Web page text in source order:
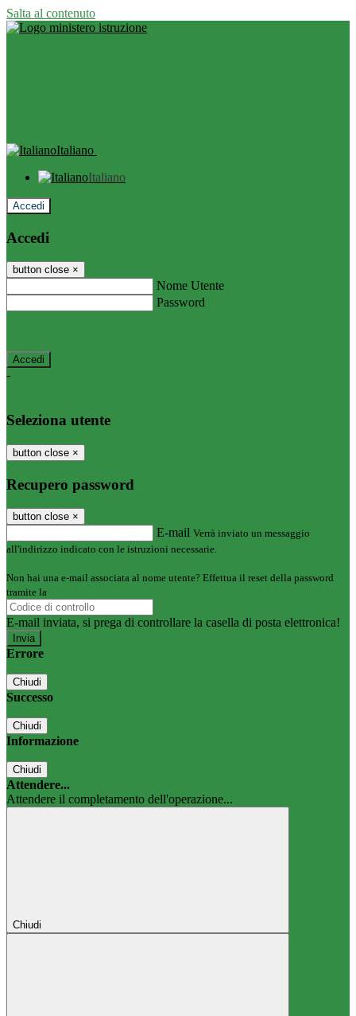
Salta al contenuto
Italiano
Italiano
Accedi
Accedi
button close ×
Nome Utente
Password
-
Seleziona utente
button close ×
Recupero password
button close ×
E-mail Verrà inviato un messaggio
all'indirizzo indicato con le istruzioni necessarie.
Non hai una e-mail associata al nome utente? Effettua il reset della password
tramite la
E-mail inviata, si prega di controllare la casella di posta elettronica!
Errore
Chiudi
Successo
Chiudi
Informazione
Chiudi
Attendere...
Attendere il completamento dell'operazione...
Chiudi